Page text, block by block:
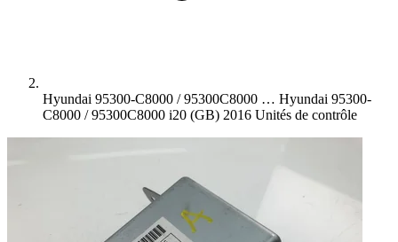
Hyundai 95300-C8000 / 95300C8000 … Hyundai 95300-
C8000 / 95300C8000 i20 (GB) 2016 Unités de contrôle